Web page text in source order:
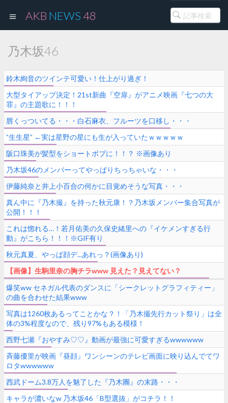
AKB NEWS 48
乃木坂46
鈴木絢音のツインテ可愛い！仕上がり過ぎ！
大型タイアップ決定！21st新曲『空扉』がアニメ映画『七つの大
罪』の主題歌に！！！
唇くっついてる・・・白石麻衣、フルーツを口移し・・・
”生生星” ←実は星野の星にも生が入っていたｗｗｗｗｗ
阪口珠美が髪型をショートボブに！！？ ※画像あり
乃木坂46のメンバーってやっぱりちっちゃいな・・・
伊藤純奈と井上小百合の何かに目覚めそうな写真・・・
真ん中に『乃木撮』を持った秋元康！？乃木坂メンバー集合写真が
公開！！！
これは惚れる…！若月佑美の久保史緒里への『イケメンすぎる行
動』がこちら！！！※GIF有り
秋元真夏、やっぱ顔デ...あれっ？(画像あり)
【画像】生駒里奈の胸チラwww 見えた？見えてない？
爆笑ww セネガル代表のダンスに「シークレットグラフィティー」
の曲を合わせた結果www
写真は1260枚あるってことかな？！「乃木撮先行カット祭り」は全
体の3%程度なので、残り97%もある模様！
西野七瀬『おやすみ♡♡』動画が最強に可愛すぎるwwwwww
斉藤優里が映画『昼顔』ワンシーンのテレビ画面に映り込んでてワ
ロタwwwwww
西武ドーム3.8万人を魅了した『乃木團』の末路・・・
キャラが濃いなw 乃木坂46「B型選抜」がコチラ！！